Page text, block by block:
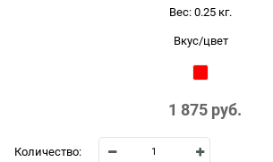
Вес: 0.25 кг.
Вкус/цвет
1 875 руб.
Количество: